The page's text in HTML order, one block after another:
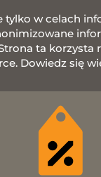
w celach
ta
Dowiedz się